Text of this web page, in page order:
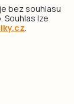
bez souhlasu
Souhlas lze